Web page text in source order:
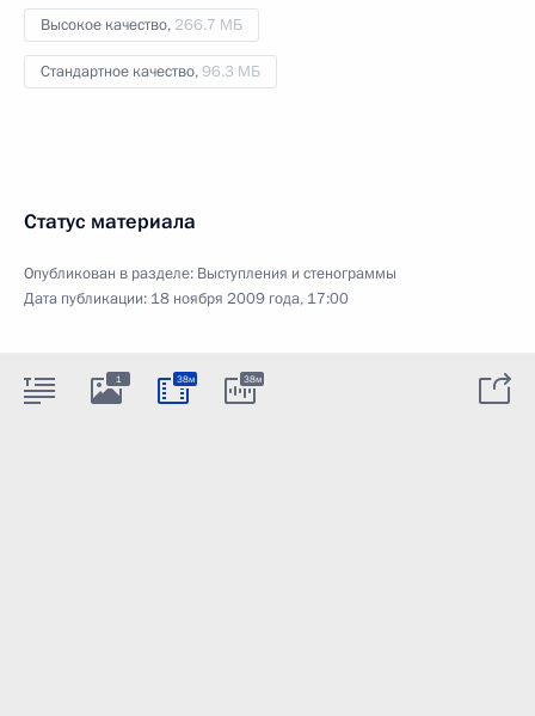
Высокое качество, 266.7 МБ
Стандартное качество,96.3 МБ
Статус материала
Опубликован в разделе: Выступления и стенограммы
Дата публикации: 18 ноября 2009 года, 17:00
1 38м 38м